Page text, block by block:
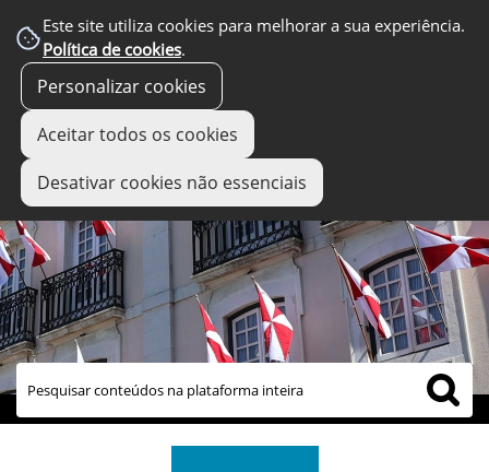
Este site utiliza cookies para melhorar a sua experiência.
Política de cookies.
Personalizar cookies
Aceitar todos os cookies
Desativar cookies não essenciais
links úteis